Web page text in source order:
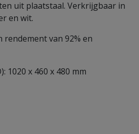
uit plaatstaal. Verkrijgbaar in
en wit.
rendement van 92% en
1020 x 460 x 480 mm